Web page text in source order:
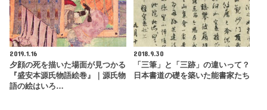
2019.1.16
夕顔の死を描いた場面が見つかる
『盛安本源氏物語絵巻』｜源氏物
語の絵はいろ…
2018.9.30
「三筆」と「三跡」の違いって？
日本書道の礎を築いた能書家たち